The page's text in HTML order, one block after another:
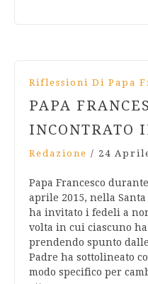
Riflessioni Di Papa
PAPA
INCONTRATO
Redazione / 24
Papa Francesco
aprile 2015, nella Santa
ha invitato i fedeli a
volta in cui ciascuno
prendendo spunto
Padre ha sottolineato
modo specifico per